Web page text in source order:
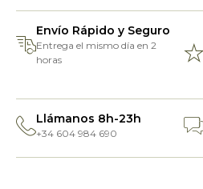
Envío Rápido y Seguro
Entrega el mismo día en 2
horas
Llámanos 8h-23h
+34 604 984 690